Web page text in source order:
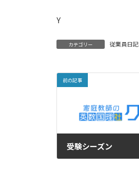
Y
カテゴリー 従業員日記
前の記事
受験シーズン